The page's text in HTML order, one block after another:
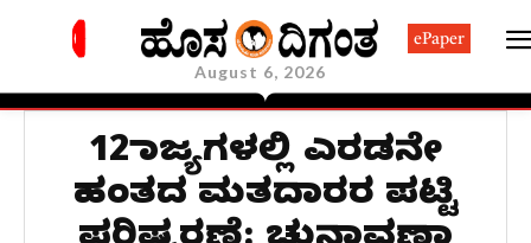
August 6, 2026
ePaper
12 ರಾಜ್ಯಗಳಲ್ಲಿ ಎರಡನೇ
ಹಂತದ ಮತದಾರರ ಪಟ್ಟಿ